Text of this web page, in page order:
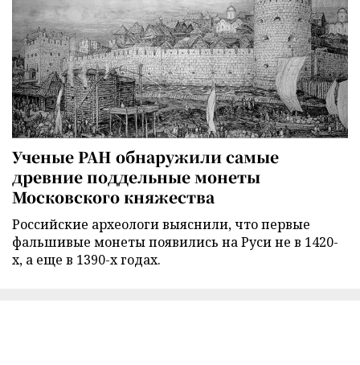
Ученые РАН обнаружили самые
древние поддельные монеты
Московского княжества
Российские археологи выяснили, что первые
фальшивые монеты появились на Руси не в 1420-
х, а еще в 1390-х годах.